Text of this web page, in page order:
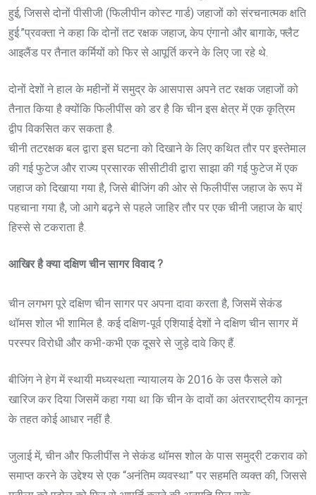
हुई, जिससे दोनों पीसीजी (फिलीपीन कोस्ट गार्ड) जहाजों को संरचनात्मक क्षति
हुई.”प्रवक्ता ने कहा कि दोनों तट रक्षक जहाज, केप एंगानो और बागाके, फ्लैट
आइलैंड पर तैनात कर्मियों को फिर से आपूर्ति करने के लिए जा रहे थे.
दोनों देशों ने हाल के महीनों में समुद्र के आसपास अपने तट रक्षक जहाजों को
तैनात किया है क्योंकि फिलीपींस को डर है कि चीन इस क्षेत्र में एक कृत्रिम
द्वीप विकसित कर सकता है.
चीनी तटरक्षक बल द्वारा इस घटना को दिखाने के लिए कथित तौर पर इस्तेमाल
की गई फुटेज और राज्य प्रसारक सीसीटीवी द्वारा साझा की गई फुटेज में एक
जहाज को दिखाया गया है, जिसे बीजिंग की ओर से फिलीपींस जहाज के रूप में
पहचाना गया है, जो आगे बढ़ने से पहले जाहिर तौर पर एक चीनी जहाज के बाएं
हिस्से से टकराता है.
आखिर है क्या दक्षिण चीन सागर विवाद ?
चीन लगभग पूरे दक्षिण चीन सागर पर अपना दावा करता है, जिसमें सेकंड
थॉमस शोल भी शामिल है. कई दक्षिण-पूर्व एशियाई देशों ने दक्षिण चीन सागर में
परस्पर विरोधी और कभी-कभी एक दूसरे से जुड़े दावे किए हैं.
बीजिंग ने हेग में स्थायी मध्यस्थता न्यायालय के 2016 के उस फैसले को
खारिज कर दिया जिसमें कहा गया था कि चीन के दावों का अंतरराष्ट्रीय कानून
के तहत कोई आधार नहीं है.
जुलाई में, चीन और फिलीपींस ने सेकंड थॉमस शोल के पास समुद्री टकराव को
समाप्त करने के उद्देश्य से एक “अनंतिम व्यवस्था” पर सहमति व्यक्त की, जिससे